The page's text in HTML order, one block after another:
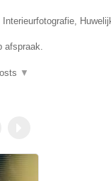
afspraak.
▼